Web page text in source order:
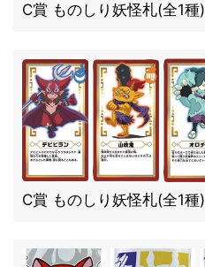
C賞 ものしり妖怪札(全1種)
C賞 ものしり妖怪札(全1種)